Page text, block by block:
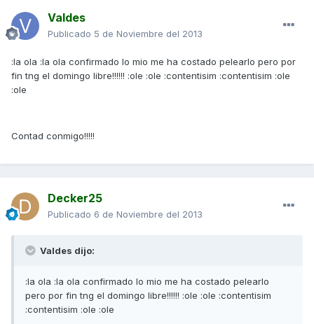
Valdes
Publicado 5 de Noviembre del 2013
:la ola :la ola confirmado lo mio me ha costado pelearlo pero por
fin tng el domingo libre!!!!!! :ole :ole :contentisim :contentisim :ole
:ole
Contad conmigo!!!!!
Decker25
Publicado 6 de Noviembre del 2013
Valdes dijo:
:la ola :la ola confirmado lo mio me ha costado pelearlo
pero por fin tng el domingo libre!!!!!! :ole :ole :contentisim
:contentisim :ole :ole